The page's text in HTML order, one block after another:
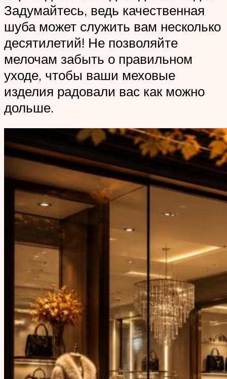
Задумайтесь, ведь качественная
шуба может служить вам несколько
десятилетий! Не позволяйте
мелочам забыть о правильном
уходе, чтобы ваши меховые
изделия радовали вас как можно
дольше.